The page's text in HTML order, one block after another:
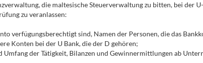
die maltesische Steuerverwaltung zu bitten, bei der
zu veranlassen:
verfügungsberechtigt sind, Namen der Personen, die das
Konten bei der U Bank, die der D gehören;
der Tätigkeit, Bilanzen und Gewinnermittlungen ab